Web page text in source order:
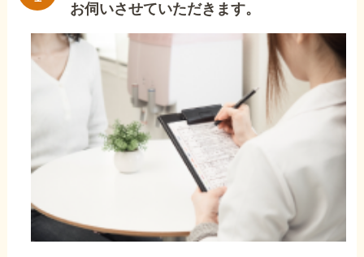
お伺いさせていただきます。